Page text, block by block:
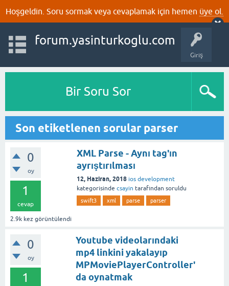
Hoşgeldin. Soru sormak veya cevaplamak için hemen üye ol.
Giriş
forum.yasinturkoglu.com
Bir Soru Sor
Son etiketlenen sorular parser
0
oy
1
cevap
2.9k kez görüntülendi
XML Parse - Aynı tag'ın
ayrıştırılması
12, Haziran, 2018 ios development
kategorisinde csayin tarafından soruldu
swift3 xml parse parser
0
oy
1
Youtube videolarındaki
mp4 linkini yakalayıp
MPMoviePlayerController'
da oynatmak